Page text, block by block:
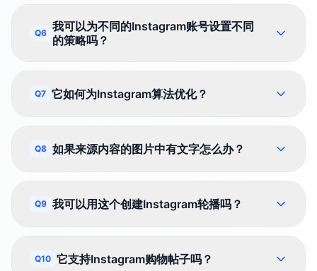
Q6 我可以为不同的Instagram账号设置不同
的策略吗？
Q7 它如何为Instagram算法优化？
Q8 如果来源内容的图片中有文字怎么办？
Q9 我可以用这个创建Instagram轮播吗？
Q10 它支持Instagram购物帖子吗？